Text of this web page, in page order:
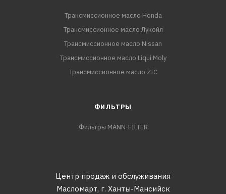
Трансмиссионное масло Honda
Трансмиссионное масло Лукойл
Трансмиссионное масло Nissan
Трансмиссионное масло Liqui Moly
Трансмиссионное масло ZIC
ФИЛЬТРЫ
Фильтры MANN-FILTER
Центр продаж и обслуживания
Масломарт, г. Ханты-Мансийск